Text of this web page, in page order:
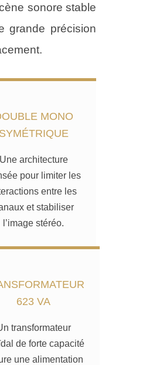
sonore stable
grande précision
MONO
SYMÉTRIQUE
Une architecture
pour limiter les
entre les
et stabiliser
l’image stéréo.
623 VA
transformateur
de forte capacité
une alimentation